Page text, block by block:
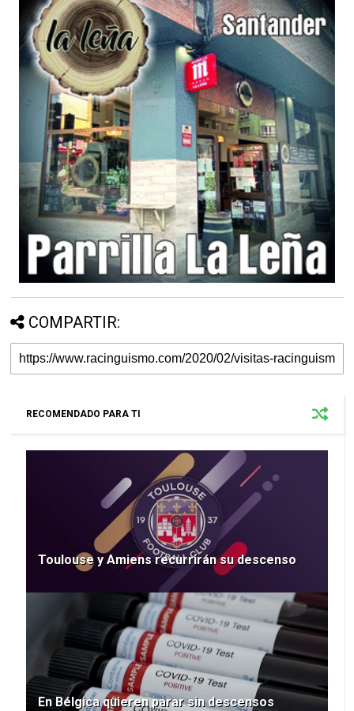
COMPARTIR:
RECOMENDADO PARA TI
Toulouse y Amiens recurrirán su descenso
En Bélgica quieren parar sin descensos